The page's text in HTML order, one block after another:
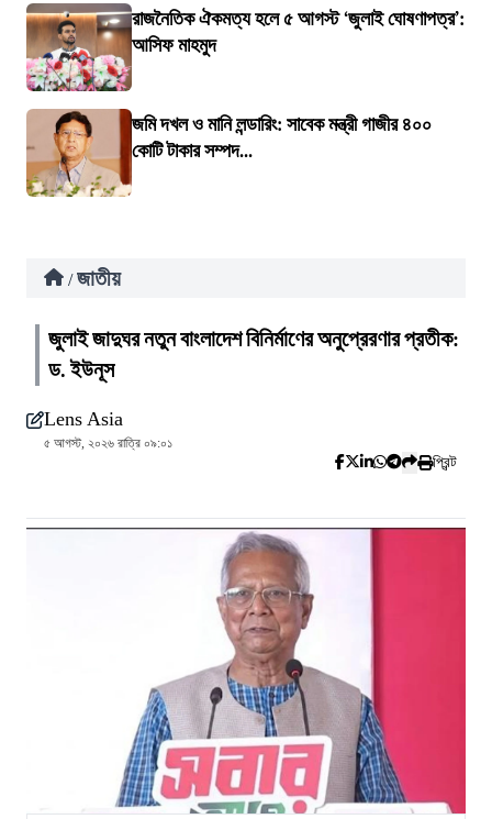
রাজনৈতিক ঐকমত্য হলে ৫ আগস্ট ‘জুলাই ঘোষণাপত্র’:
আসিফ মাহমুদ
জমি দখল ও মানি লন্ডারিং: সাবেক মন্ত্রী গাজীর ৪০০
কোটি টাকার সম্পদ...
/ জাতীয়
জুলাই জাদুঘর নতুন বাংলাদেশ বিনির্মাণের অনুপ্রেরণার প্রতীক:
ড. ইউনূস
Lens Asia
৫ আগস্ট, ২০২৬ রাত্রি ০৯:০১
প্রিন্ট